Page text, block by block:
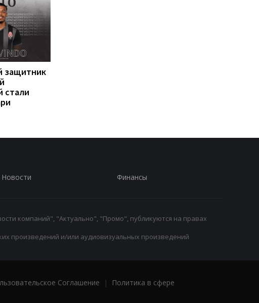
защитник
стали
Новости Финансы
компаний", "Актуально", "Промо", публикуются на правах
произведений и/или аудиовизуальных произведений
Соглашение |
Политика в сфере